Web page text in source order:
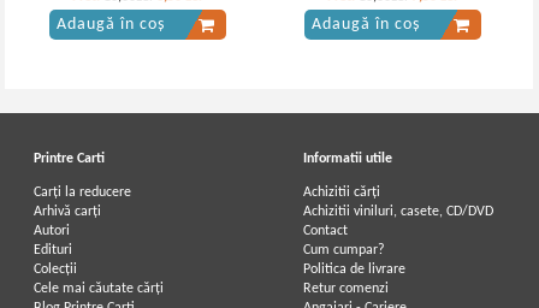
Adaugă în coș Adaugă în coș
Printre Carti
Carți la reducere
Arhivă carți
Autori
Edituri
Colecții
Cele mai căutate cărți
Informatii utile
Achizitii cărți
Achizitii viniluri, casete, CD/DVD
Contact
Cum cumpar?
Politica de livrare
Retur comenzi